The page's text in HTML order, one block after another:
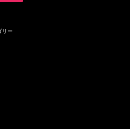
リー